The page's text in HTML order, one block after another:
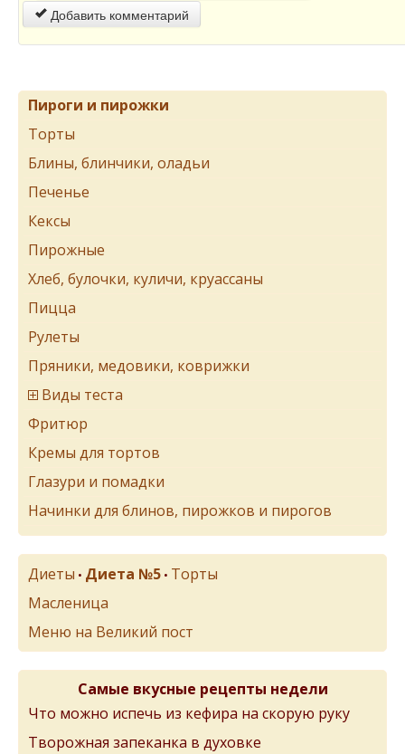
Добавить комментарий
Пироги и пирожки
Торты
Блины, блинчики, оладьи
Печенье
Кексы
Пирожные
Хлеб, булочки, куличи, круассаны
Пицца
Рулеты
Пряники, медовики, коврижки
Виды теста
Фритюр
Кремы для тортов
Глазури и помадки
Начинки для блинов, пирожков и пирогов
Диеты • Диета №5 • Торты
Масленица
Меню на Великий пост
Самые вкусные рецепты недели
Что можно испечь из кефира на скорую руку
Творожная запеканка в духовке